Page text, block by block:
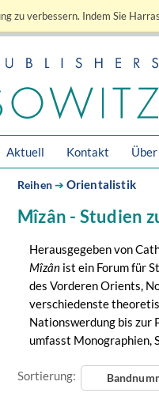
zu verbessern. Indem Sie
Aktuell Kontakt Über
Reihen➔ Orientalistik
Mîzân - Studien
Herausgegeben von
Mîzân ist ein Forum für
des Vorderen Orients,
verschiedenste
Nationswerdung bis zur
umfasst Monographien,
Sortierung: